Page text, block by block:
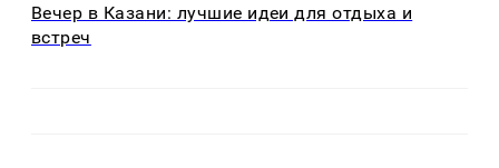
Вечер в Казани: лучшие идеи для отдыха и
встреч